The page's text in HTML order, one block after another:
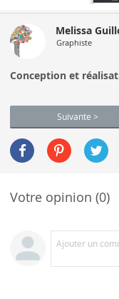
Melissa
Graphiste
Conception et
Suivante >
Votre opinion (0)
Ajouter un